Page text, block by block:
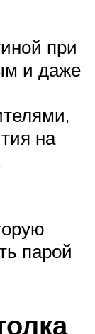
при
и даже
на
парой